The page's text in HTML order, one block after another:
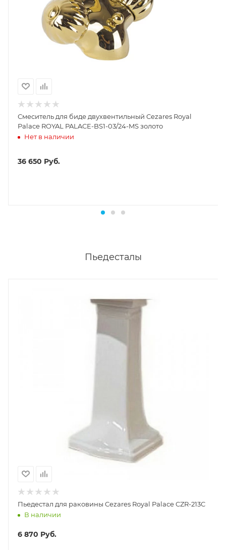
Смеситель для биде двухвентильный Cezares Royal
Palace ROYAL PALACE-BS1-03/24-MS золото
Нет в наличии
36 650 Руб.
Пьедесталы
Пьедестал для раковины Cezares Royal Palace CZR-213C
В наличии
6 870 Руб.